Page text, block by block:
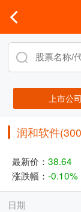
上市公
润和软件
最新价： 38.64
涨跌幅： -0.10%
日期